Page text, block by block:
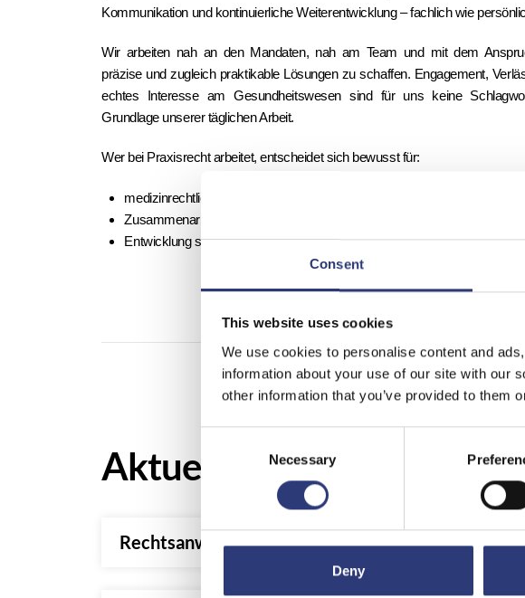
Consent
This website uses cookies
We use cookies to personalise content and
information about your use of our site with our
other information that you’ve provided to them
Necessary
Deny
Kommunikation und kontinuierliche Weiterentwicklung – fachlich wie
Wir arbeiten nah an den Mandaten, nah am Team und mit dem
präzise und zugleich praktikable Lösungen zu schaffen. Engagement,
echtes Interesse am Gesundheitswesen sind für uns keine
Grundlage unserer täglichen Arbeit.
Wer bei Praxisrecht arbeitet, entscheidet sich bewusst für:
medizinrechtliche Tiefe statt Beliebigkeit
Zusammenarbeit auf Augenhöhe
Entwicklung statt Stillstand
Aktuelle Stellenangebote
Rechtsanwältin / Rechtsanwalt (m/w/d) –